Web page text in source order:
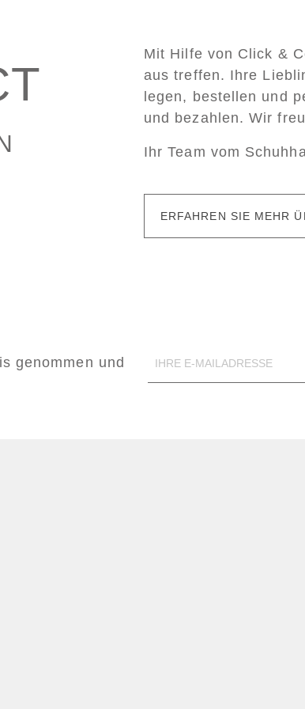
Mit Hilfe von Click &
aus treffen. Ihre
legen, bestellen und
und bezahlen. Wir
Ihr Team vom
ERFAHREN SIE MEHR
genommen und